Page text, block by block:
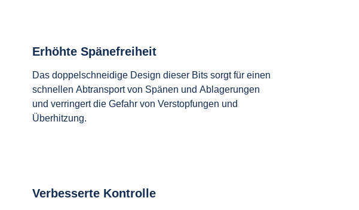
Erhöhte Spänefreiheit
Das doppelschneidige Design dieser Bits sorgt für einen
schnellen Abtransport von Spänen und Ablagerungen
und verringert die Gefahr von Verstopfungen und
Überhitzung.
Verbesserte Kontrolle